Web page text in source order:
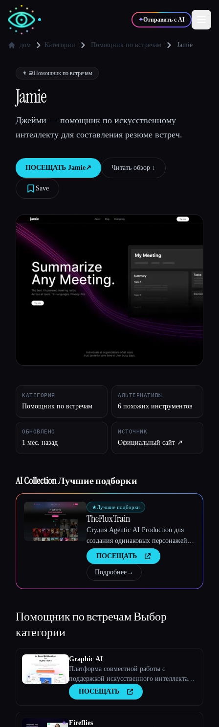
✦Отправить с AI
✍️Писатели
💻
🎓Студенты 🎬Креаторы
Блог
Сравнить инструменты
Все категории
О нас
Esc
дом Категории Помощник по встречам Jamie
👨‍💻Помощник по встречам
Jamie
Джейми — помощник по искусственному
интеллекту для составления резюме встреч.
ПОСЕЩАТЬ Jamie↗︎ Читать обзор ↓︎
Save
КАТЕГОРИЯ
Помощник по встречам
АЛЬТЕРНАТИВЫ
6 похожих инструментов
ОБНОВЛЕНО
1 мес. назад
ИСТОЧНИК
Официальный сайт ↗︎
AI Collection Лучшие подборки
★Лучшие подборки
TheFluxTrain
Студия Agentic AI Production для
создания одинаковых персонажей,
рабочих процессов и видео
ПОСЕЩАТЬ
Подробнее→
Помощник по встречамВыбор
категории
Graphic AI
Платформа совместной работы с
поддержкой искусственного интеллекта
для команд
ПОСЕЩАТЬ
Fireflies